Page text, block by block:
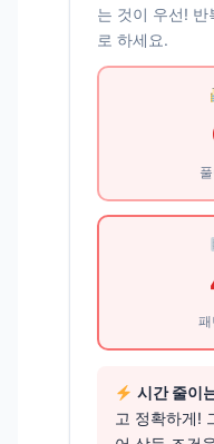
는 것이 우선! 반
로 하세요.
시간 줄이
고 정확하게!